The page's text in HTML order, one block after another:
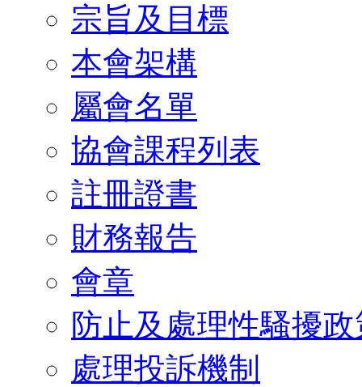
宗旨及目標
本會架構
屬會名單
協會課程列表
註冊證書
財務報告
會章
防止及處理性騷擾
處理投訴機制